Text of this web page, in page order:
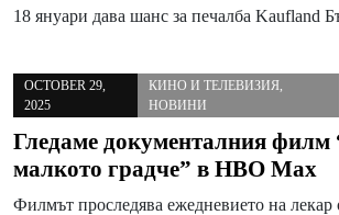
18 януари дава шанс за печалба Kaufland
OCTOBER 29,
2025
КИНО И ТЕЛЕВИЗИЯ,
НОВИНИ
Гледаме документалния филм
малкото градче” в HBO Max
Филмът проследява ежедневието на лекар